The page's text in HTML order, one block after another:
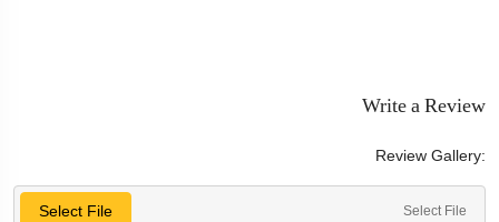
Write a Review
Review Gallery:
Select File Select File